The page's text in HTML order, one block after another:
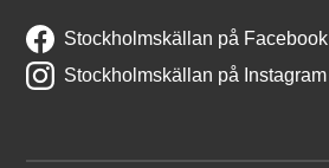
Stockholmskällan på Facebook
Stockholmskällan på Instagram